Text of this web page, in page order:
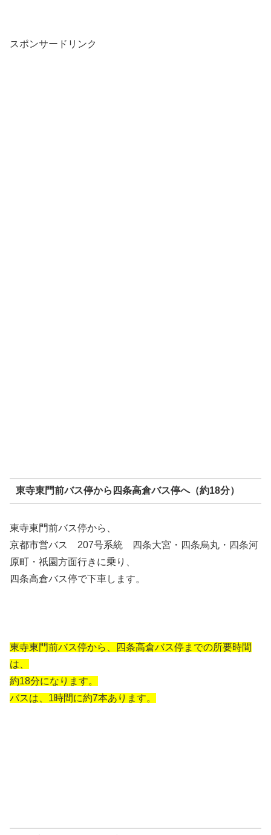
スポンサードリンク
東寺東門前バス停から四条高倉バス停へ（約18分）
東寺東門前バス停から、
京都市営バス 207号系統 四条大宮・四条烏丸・四条河
原町・祇園方面行きに乗り、
四条高倉バス停で下車します。
東寺東門前バス停から、四条高倉バス停までの所要時間
は、
約18分になります。
バスは、1時間に約7本あります。